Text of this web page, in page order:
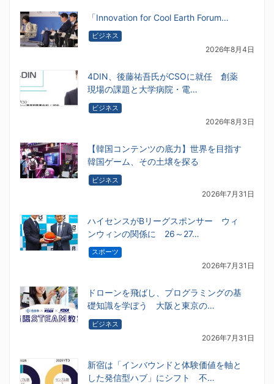
「Innovation for Cool Earth Forum…
ビジネス
2026年8月4日
4DIN、後藤祐吾氏がCSOに就任 創薬
現場の課題と大学病院・電…
ビジネス
2026年8月3日
【韓国コンテンツの底力】世界を目指す
韓国ゲーム、その土壌を探る
ビジネス
2026年7月31日
ハイセンスがBリーグスポンサー ウィ
ンウィンの関係に 26～27…
スポーツ
2026年7月31日
ドローンを飛ばし、プログラミングの基
礎知識を学ぼう 大阪と東京の…
ビジネス
2026年7月31日
新宿は「インバウンドと体験価値を軸と
した発信型ハブ」にシフト 不…